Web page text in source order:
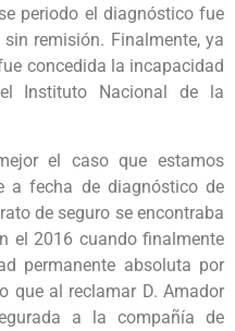
periodo el diagnóstico fue
remisión. Finalmente, ya
concedida la incapacidad
Instituto Nacional de la
el caso que estamos
a fecha de diagnóstico de
de seguro se encontraba
el 2016 cuando finalmente
permanente absoluta por
que al reclamar D. Amador
a la compañía de